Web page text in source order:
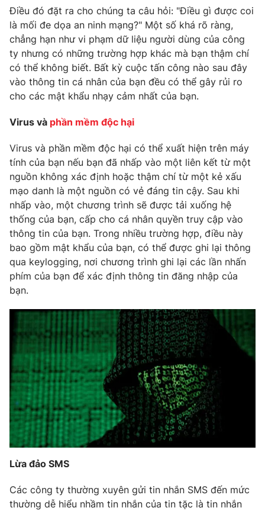
Hậu trường
Nhân vật
Khán giả
Giải sao mai
Điện ảnh
Âm nhạc
Sao
Đời sống
Du lịch
Làm đẹp
Chất lượng cuộc sống
Giáo dục
Tuyển sinh
Công nghệ
Hitech Công nghệ tương lai
Sản phẩm
Thị trường
Tư vấn
Giao lưu trực tuyến
Lịch phát sóng
Chuyên mục khác
Emagazine Podcast
Photo Infographic
Video
VTV Money VTV Thể thao
VTV Sức khoẻ Bất động sản
Thị trường 24h Tấm lòng Việt
VTV4 Vươn mình bằng AI
VTV9
Liên hệ tòa soạn English
Điều đó đặt ra cho chúng ta câu hỏi: "Điều gì được coi
là mối đe dọa an ninh mạng?" Một số khá rõ ràng,
chẳng hạn như vi phạm dữ liệu người dùng của công
ty nhưng có những trường hợp khác mà bạn thậm chí
có thể không biết. Bất kỳ cuộc tấn công nào sau đây
vào thông tin cá nhân của bạn đều có thể gây rủi ro
cho các mật khẩu nhạy cảm nhất của bạn.
Virus và phần mềm độc hại
Virus và phần mềm độc hại có thể xuất hiện trên máy
tính của bạn nếu bạn đã nhấp vào một liên kết từ một
nguồn không xác định hoặc thậm chí từ một kẻ xấu
mạo danh là một nguồn có vẻ đáng tin cậy. Sau khi
nhấp vào, một chương trình sẽ được tải xuống hệ
thống của bạn, cấp cho cá nhân quyền truy cập vào
thông tin của bạn. Trong nhiều trường hợp, điều này
bao gồm mật khẩu của bạn, có thể được ghi lại thông
qua keylogging, nơi chương trình ghi lại các lần nhấn
phím của bạn để xác định thông tin đăng nhập của
bạn.
Lừa đảo SMS
Các công ty thường xuyên gửi tin nhắn SMS đến mức
thường dễ hiểu nhầm tin nhắn của tin tặc là tin nhắn